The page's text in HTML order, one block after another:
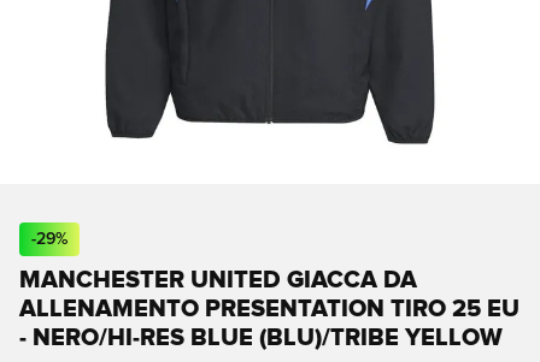
-29%
MANCHESTER UNITED GIACCA DA
ALLENAMENTO PRESENTATION TIRO 25 EU
- NERO/HI-RES BLUE (BLU)/TRIBE YELLOW